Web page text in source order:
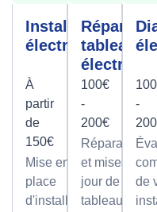
Installation
électrique
À
partir
de
150€
Mise en
place
d'installations
tableau
électrique
100€
-
200€
Réparations
et mises à
jour de
tableaux
-
de